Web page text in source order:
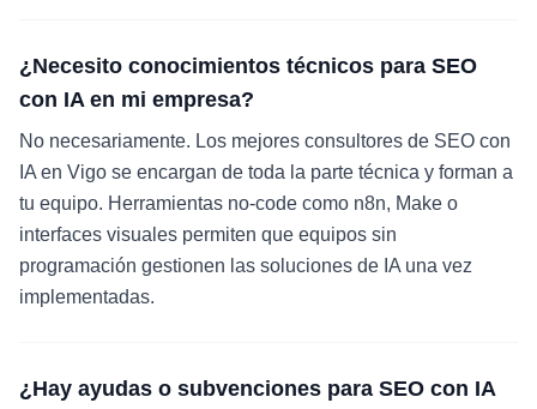
¿Necesito conocimientos técnicos para SEO
con IA en mi empresa?
No necesariamente. Los mejores consultores de SEO con
IA en Vigo se encargan de toda la parte técnica y forman a
tu equipo. Herramientas no-code como n8n, Make o
interfaces visuales permiten que equipos sin
programación gestionen las soluciones de IA una vez
implementadas.
¿Hay ayudas o subvenciones para SEO con IA